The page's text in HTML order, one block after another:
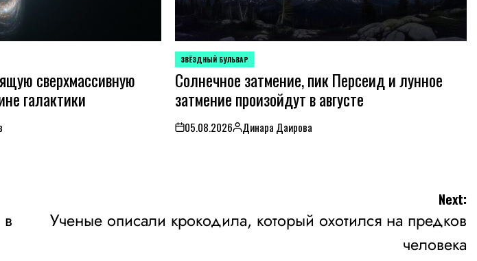
сверхмассивную
галактики
POSTED
IN
ЗВЁЗДНЫЙ БУЛЬВАР
Солнечное затмение, пик Персеид и лунное
затмение произойдут в августе
on05.08.2026Posted
Динара Даирова
Next:
Ученые описали крокодила, который охотился на предков
человека